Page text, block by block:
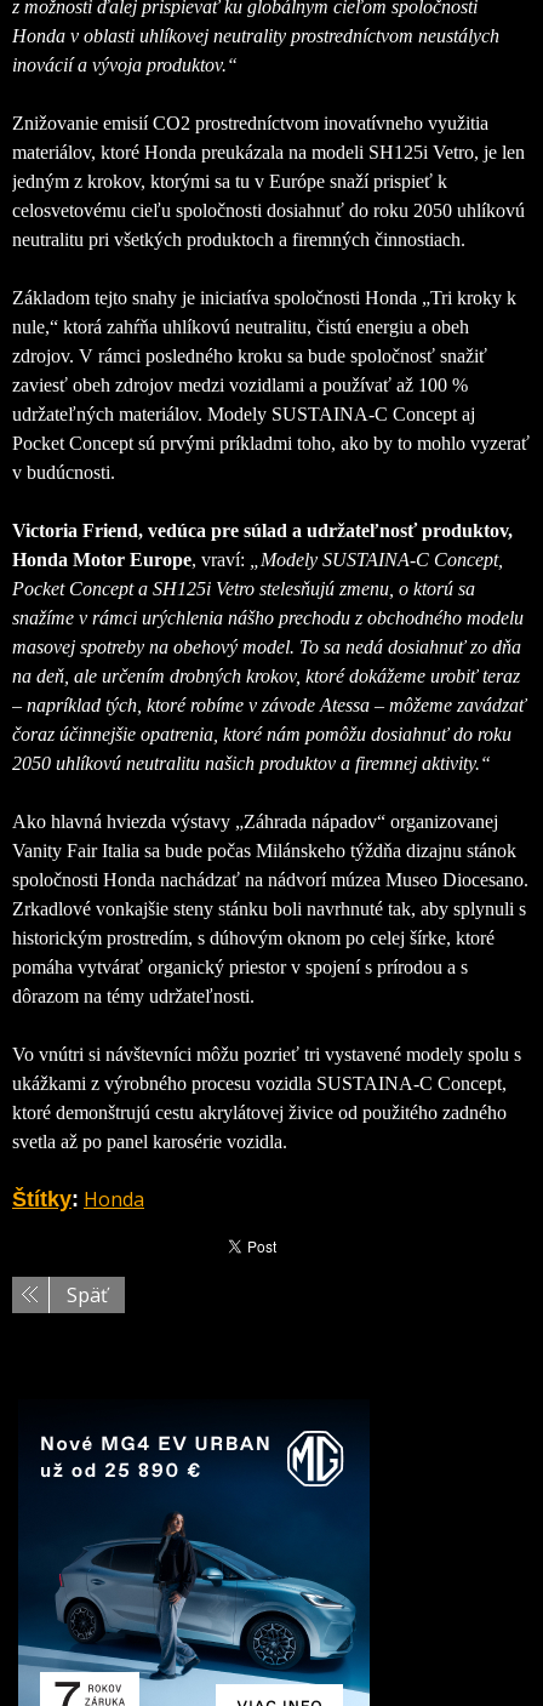
z možnosti ďalej prispievať ku globálnym cieľom spoločnosti
Honda v oblasti uhlíkovej neutrality prostredníctvom neustálych
inovácií a vývoja produktov.“
Znižovanie emisií CO2 prostredníctvom inovatívneho využitia
materiálov, ktoré Honda preukázala na modeli SH125i Vetro, je len
jedným z krokov, ktorými sa tu v Európe snaží prispieť k
celosvetovému cieľu spoločnosti dosiahnuť do roku 2050 uhlíkovú
neutralitu pri všetkých produktoch a firemných činnostiach.
Základom tejto snahy je iniciatíva spoločnosti Honda „Tri kroky k
nule,“ ktorá zahŕňa uhlíkovú neutralitu, čistú energiu a obeh
zdrojov. V rámci posledného kroku sa bude spoločnosť snažiť
zaviesť obeh zdrojov medzi vozidlami a používať až 100 %
udržateľných materiálov. Modely SUSTAINA-C Concept aj
Pocket Concept sú prvými príkladmi toho, ako by to mohlo vyzerať
v budúcnosti.
Victoria Friend, vedúca pre súlad a udržateľnosť produktov,
Honda Motor Europe, vraví:
„Modely SUSTAINA-C Concept,
Pocket Concept a SH125i Vetro stelesňujú zmenu, o ktorú sa
snažíme v rámci urýchlenia nášho prechodu z obchodného modelu
masovej spotreby na obehový model. To sa nedá dosiahnuť zo dňa
na deň, ale určením drobných krokov, ktoré dokážeme urobiť teraz
– napríklad tých, ktoré robíme v závode Atessa – môžeme zavádzať
čoraz účinnejšie opatrenia, ktoré nám pomôžu dosiahnuť do roku
2050 uhlíkovú neutralitu našich produktov a firemnej aktivity.“
Ako hlavná hviezda výstavy „Záhrada nápadov“ organizovanej
Vanity Fair Italia sa bude počas Milánskeho týždňa dizajnu stánok
spoločnosti Honda nachádzať na nádvorí múzea Museo Diocesano.
Zrkadlové vonkajšie steny stánku boli navrhnuté tak, aby splynuli s
historickým prostredím, s dúhovým oknom po celej šírke, ktoré
pomáha vytvárať organický priestor v spojení s prírodou a s
dôrazom na témy udržateľnosti.
Vo vnútri si návštevníci môžu pozrieť tri vystavené modely spolu s
ukážkami z výrobného procesu vozidla SUSTAINA-C Concept,
ktoré demonštrujú cestu akrylátovej živice od použitého zadného
svetla až po panel karosérie vozidla.
Štítky: Honda
Späť